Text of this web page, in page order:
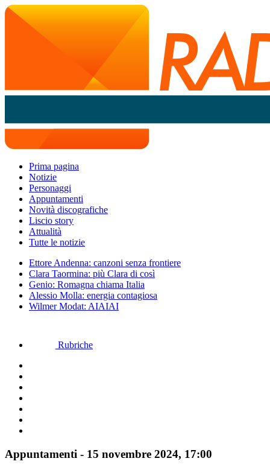
Prima pagina
Notizie
Personaggi
Appuntamenti
Novità discografiche
Liscio story
Attualità
Tutte le notizie
Ettore Andenna: canzoni senza frontiere
Clara Taormina: più Clara di così
Genio: Romagna chiama Italia
Alessio Molla: energia contagiosa
Wilmer Modat: AIAIAI
Rubriche
Appuntamenti - 15 novembre 2024, 17:00